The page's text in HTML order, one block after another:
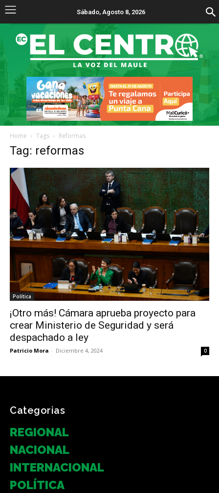
Sábado, Agosto 8, 2026
Home Tags Reformas
Tag: reformas
Política
¡Otro más! Cámara aprueba proyecto para
crear Ministerio de Seguridad y será
despachado a ley
Patricio Mora - Diciembre 4, 2024 0
Categorias
REGIONAL
NACIONAL
INTERNACIONAL
POLÍTICA